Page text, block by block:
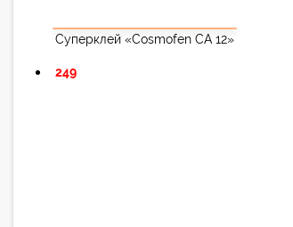
Суперклей «Cosmofen CA 12»
249